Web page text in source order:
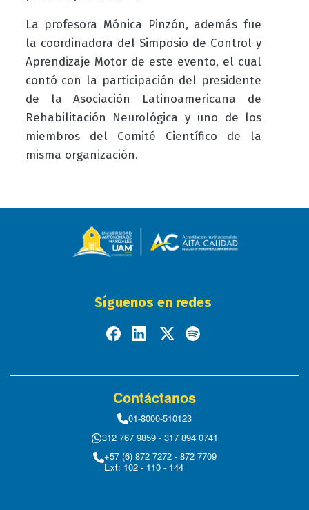
La profesora Mónica Pinzón, además fue
la coordinadora del Simposio de Control y
Aprendizaje Motor de este evento, el cual
contó con la participación del presidente
de la Asociación Latinoamericana de
Rehabilitación Neurológica y uno de los
miembros del Comité Científico de la
misma organización.
Síguenos en redes
Contáctanos
01-8000-510123
312 767 9859 - 317 894 0741
+57 (6) 872 7272 - 872 7709
Ext: 102 - 110 - 144